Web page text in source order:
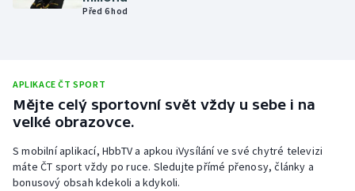
Plážový volejbal
Rychlostní kanoistika
Short track
Před 6 hod
APLIKACE ČT SPORT
Mějte celý sportovní svět vždy u sebe i na
velké obrazovce.
S mobilní aplikací, HbbTV a apkou iVysílání ve své chytré televizi
máte ČT sport vždy po ruce. Sledujte přímé přenosy, články a
bonusový obsah kdekoli a kdykoli.